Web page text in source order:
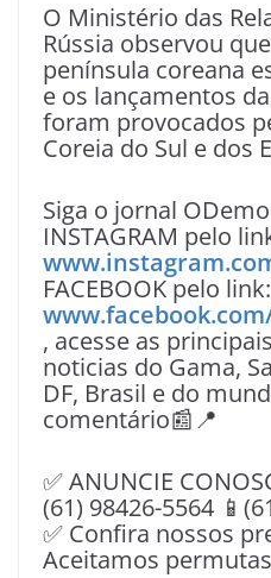
O Ministério das
Rússia observou
península coreana
e os lançamentos
foram provocados
Coreia do Sul e dos
Siga o jornal
INSTAGRAM pelo
FACEBOOK pelo link:
, acesse as
noticias do Gama,
DF, Brasil e do
comentário📰📍
✅ ANUNCIE
(61) 98426-5564
✅ Confira nossos
Aceitamos